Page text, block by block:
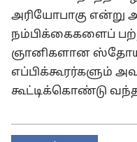
அரியோபாகு என்று
நம்பிக்கைகளைப்
ஞானிகளான
எப்பிக்கூரர்களும்
கூட்டிக்கொண்டு